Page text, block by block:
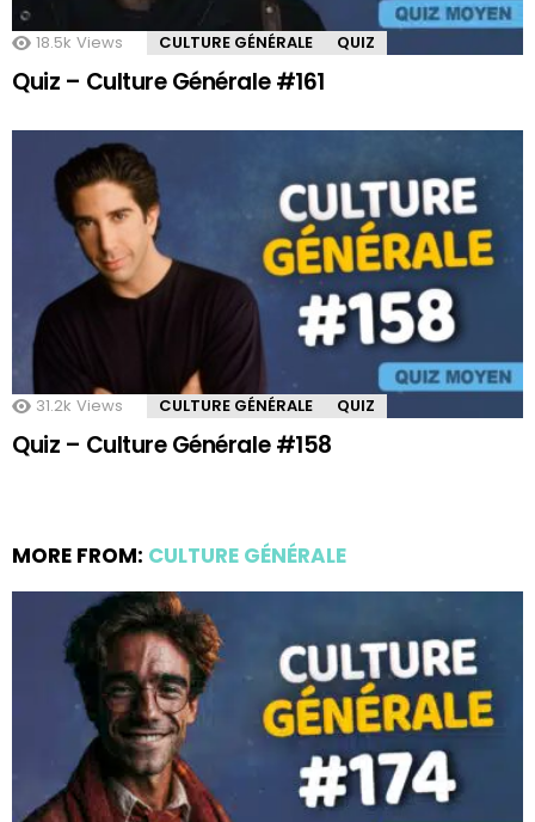
18.5k Views CULTURE GÉNÉRALE QUIZ
Quiz – Culture Générale #161
31.2k Views CULTURE GÉNÉRALE QUIZ
Quiz – Culture Générale #158
MORE FROM: CULTURE GÉNÉRALE